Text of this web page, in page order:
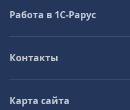
Работа в 1С‑Рарус
Контакты
Карта сайта